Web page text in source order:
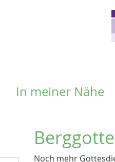
In meiner Nähe
Noch mehr